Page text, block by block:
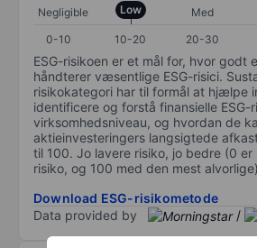
Negligible Low Med
0-10
10-20 20-30
ESG-risikoen er et mål for, hvor godt
håndterer væsentlige ESG-risici.
risikokategori har til formål at hjælpe
identificere og forstå finansielle ESG-
virksomhedsniveau, og hvordan de
aktieinvesteringers langsigtede
til 100. Jo lavere risiko, jo bedre (0 er
risiko, og 100 med den mest
Download ESG-risikometode
Data provided by
/